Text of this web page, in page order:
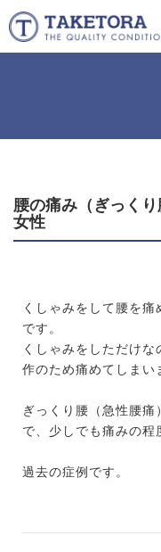
腰の痛み（ぎっく
女性
くしゃみをして腰を
です。
くしゃみをしただけ
作のため痛めてしまい
ぎっくり腰（急性腰
で、少しでも痛みの程
過去の症例です。